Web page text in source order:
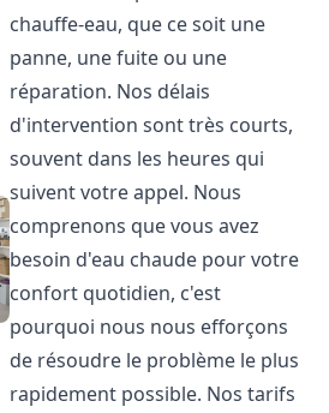
chauffe-eau, que ce soit une
panne, une fuite ou une
réparation. Nos délais
d'intervention sont très courts,
souvent dans les heures qui
suivent votre appel. Nous
comprenons que vous avez
besoin d'eau chaude pour votre
confort quotidien, c'est
pourquoi nous nous efforçons
de résoudre le problème le plus
rapidement possible. Nos tarifs